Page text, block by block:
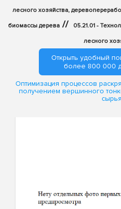
лесного хозяйства,
биомассы дерева // 05.21.01 -
лесного
Открыть удобный
более 800 000
Оптимизация процессов
получением вершинного
сырья